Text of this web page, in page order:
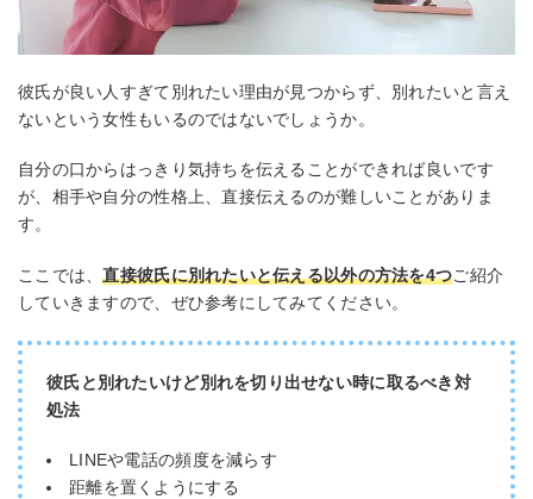
彼氏が良い人すぎて別れたい理由が見つからず、別れたいと言え
ないという女性もいるのではないでしょうか。
自分の口からはっきり気持ちを伝えることができれば良いです
が、相手や自分の性格上、直接伝えるのが難しいことがありま
す。
ここでは、直接彼氏に別れたいと伝える以外の方法を4つご紹介
していきますので、ぜひ参考にしてみてください。
彼氏と別れたいけど別れを切り出せない時に取るべき対
処法
LINEや電話の頻度を減らす
距離を置くようにする